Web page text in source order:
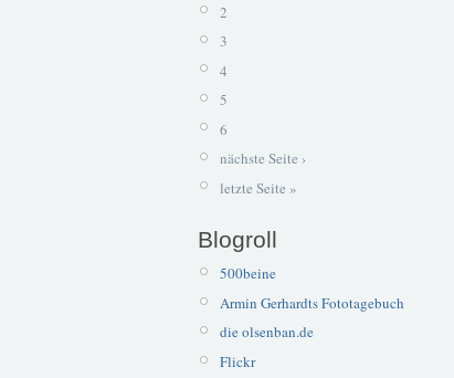
2
3
4
5
6
nächste Seite ›
letzte Seite »
Blogroll
500beine
Armin Gerhardts Fototagebuch
die olsenban.de
Flickr